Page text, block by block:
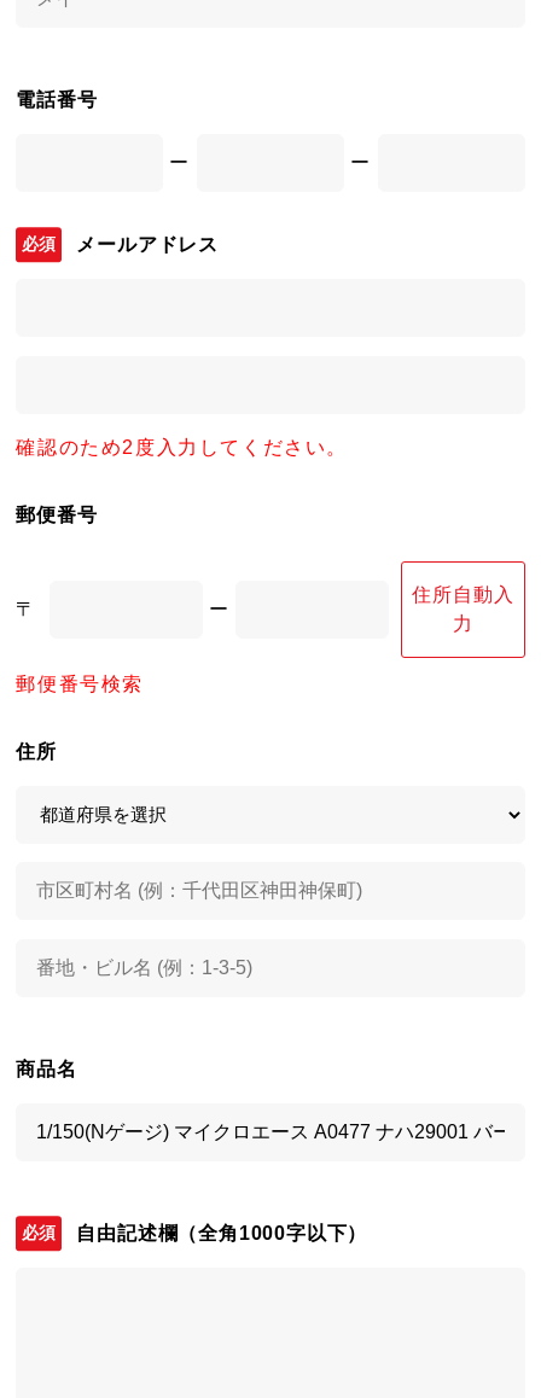
電話番号
ー ー
メールアドレス
確認のため2度入力してください。
郵便番号
〒 ー
住所自動入
力
郵便番号検索
住所
商品名
自由記述欄 （全角1000字以下）